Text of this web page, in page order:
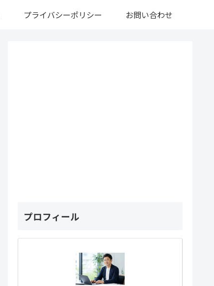
プライバシーポリシー お問い合わせ
プロフィール